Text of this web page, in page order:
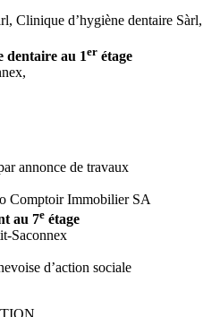
Clinique d’hygiène dentaire Sàrl,
dentaire au 1er étage
annonce de travaux
Comptoir Immobilier SA
au 7e étage
d’action sociale